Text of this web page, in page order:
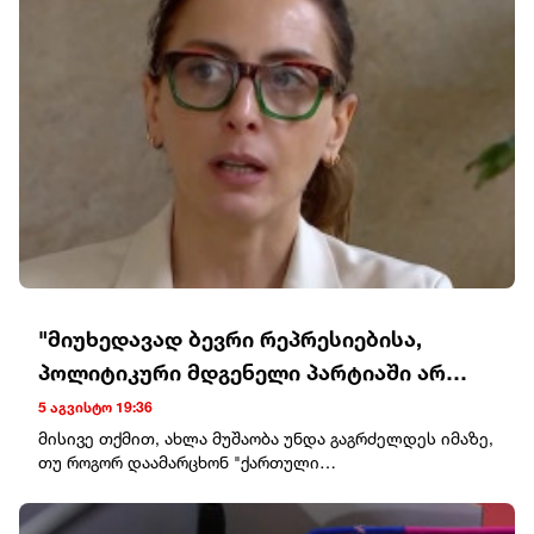
"მიუხედავად ბევრი რეპრესიებისა,
პოლიტიკური მდგენელი პარტიაში არ
მოშლილა და არც არავინ აპირებს, რომ
ეს მოიშალოს"
5 აგვისტო 19:36
მისივე თქმით, ახლა მუშაობა უნდა გაგრძელდეს იმაზე,
თუ როგორ დაამარცხონ "ქართული
პოლიტიკური მდგენელი პარტიაში არ მოშლილა და არც